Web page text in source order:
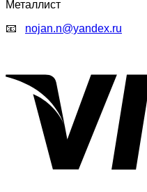
Металлист
📧 nojan.n@yandex.ru